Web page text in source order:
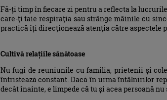
Fă-ți timp în fiecare zi pentru a reflecta la
care-ți taie respirația sau strânge mâinile cu
practică îți direcționează atenția către aspectele
Cultivă relațiile sănătoase
Nu fugi de reuniunile cu familia, prietenii și
întristează constant. Dacă în urma întâlnirilor
decât înainte, e limpede că tu și acea persoană